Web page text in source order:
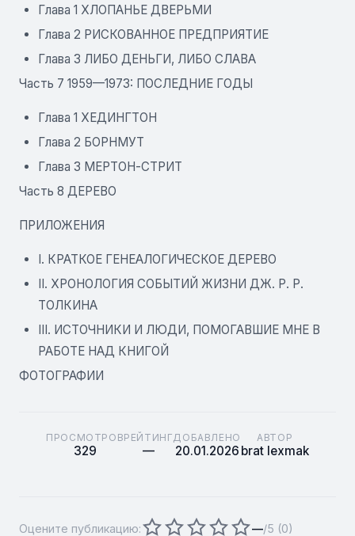
Глава 1 ХЛОПАНЬЕ ДВЕРЬМИ
Глава 2 РИСКОВАННОЕ ПРЕДПРИЯТИЕ
Глава 3 ЛИБО ДЕНЬГИ, ЛИБО СЛАВА
Часть 7 1959—1973: ПОСЛЕДНИЕ ГОДЫ
Глава 1 ХЕДИНГТОН
Глава 2 БОРНМУТ
Глава 3 МЕРТОН-СТРИТ
Часть 8 ДЕРЕВО
ПРИЛОЖЕНИЯ
I. КРАТКОЕ ГЕНЕАЛОГИЧЕСКОЕ ДЕРЕВО
II. ХРОНОЛОГИЯ СОБЫТИЙ ЖИЗНИ ДЖ. Р. Р.
ТОЛКИНА
III. ИСТОЧНИКИ И ЛЮДИ, ПОМОГАВШИЕ МНЕ В
РАБОТЕ НАД КНИГОЙ
ФОТОГРАФИИ
ПРОСМОТРОВ
329
РЕЙТИНГ
—
ДОБАВЛЕНО
20.01.2026
АВТОР
brat lexmak
Оцените публикацию: —/5 (0)